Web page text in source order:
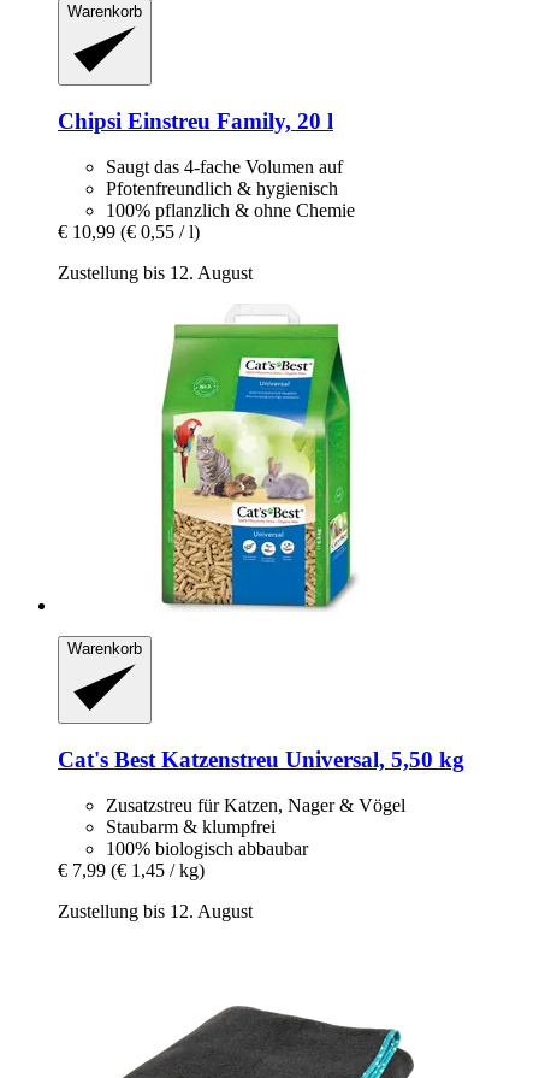
Warenkorb
Chipsi Einstreu Family, 20 l
Saugt das 4-fache Volumen auf
Pfotenfreundlich & hygienisch
100% pflanzlich & ohne Chemie
€ 10,99 (€ 0,55 / l)
Zustellung bis 12. August
Warenkorb
Cat's Best Katzenstreu Universal, 5,50 kg
Zusatzstreu für Katzen, Nager & Vögel
Staubarm & klumpfrei
100% biologisch abbaubar
€ 7,99 (€ 1,45 / kg)
Zustellung bis 12. August